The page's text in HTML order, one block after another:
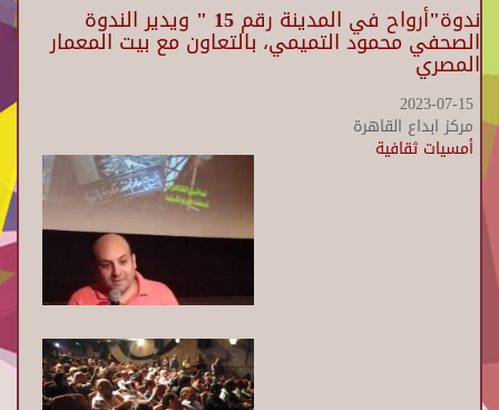
ندوة"أرواح في المدينة رقم 15 " ويدير الندوة
الصحفي محمود التميمي، بالتعاون مع بيت المعمار
المصري
2023-07-15
مركز ابداع القاهرة
أمسيات ثقافية